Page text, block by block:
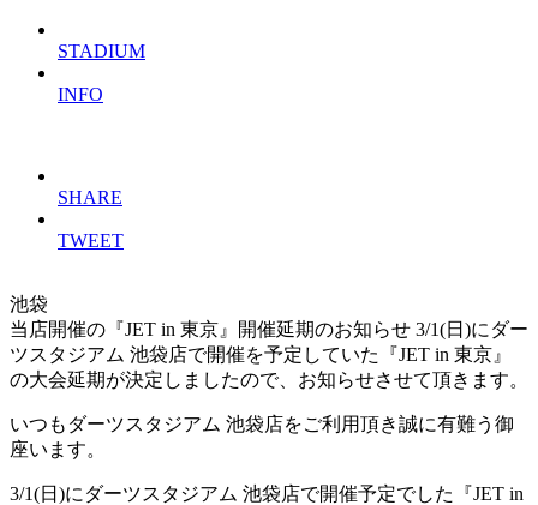
STADIUM
INFO
SHARE
TWEET
池袋
当店開催の『JET in 東京』開催延期のお知らせ 3/1(日)にダー
ツスタジアム 池袋店で開催を予定していた『JET in 東京』
の大会延期が決定しましたので、お知らせさせて頂きます。
いつもダーツスタジアム 池袋店をご利用頂き誠に有難う御
座います。
3/1(日)にダーツスタジアム 池袋店で開催予定でした『JET in